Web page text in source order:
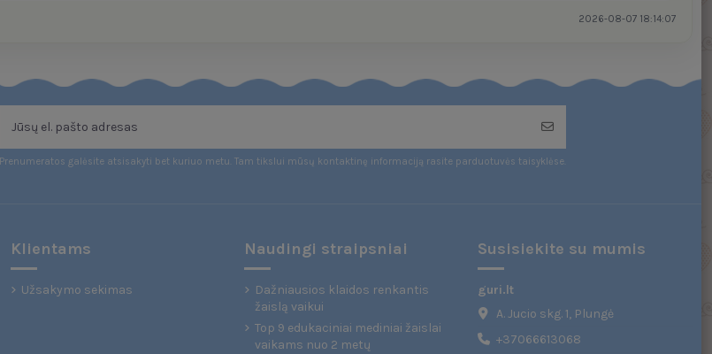
2026-08-07 18:14:07
Prenumeratos galėsite atsisakyti bet kuriuo metu. Tam tikslui mūsų kontaktinę informaciją rasite parduotuvės taisyklėse.
Klientams
Užsakymo sekimas
Naudingi straipsniai
Dažniausios klaidos renkantis
žaislą vaikui
Top 9 edukaciniai mediniai žaislai
vaikams nuo 2 metų
Susisiekite su mumis
guri.lt
A. Jucio skg. 1, Plungė
+37066613068